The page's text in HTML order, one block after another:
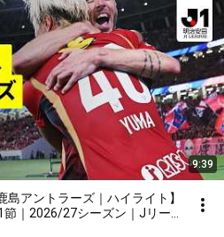
9:39
島アントラーズ｜ハイライト】
節｜2026/27シーズン｜Jリー